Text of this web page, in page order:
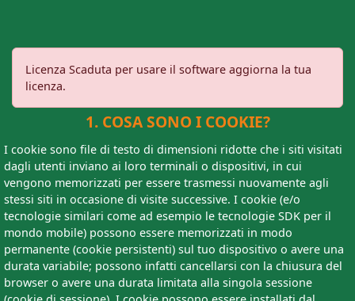
Licenza Scaduta per usare il software aggiorna la tua
licenza.
1. COSA SONO I COOKIE?
I cookie sono file di testo di dimensioni ridotte che i siti visitati
dagli utenti inviano ai loro terminali o dispositivi, in cui
vengono memorizzati per essere trasmessi nuovamente agli
stessi siti in occasione di visite successive. I cookie (e/o
tecnologie similari come ad esempio le tecnologie SDK per il
mondo mobile) possono essere memorizzati in modo
permanente (cookie persistenti) sul tuo dispositivo o avere una
durata variabile; possono infatti cancellarsi con la chiusura del
browser o avere una durata limitata alla singola sessione